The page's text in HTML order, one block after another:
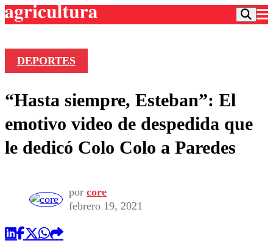
Frecuencias
Agricultura TV
Deportes
Colo Colo
Seleccion Chilena
Entretención
Economía
Publicaciones en medios
Opinión
DEPORTES
“Hasta siempre, Esteban”: El
emotivo video de despedida que
le dedicó Colo Colo a Paredes
por core
febrero 19, 2021